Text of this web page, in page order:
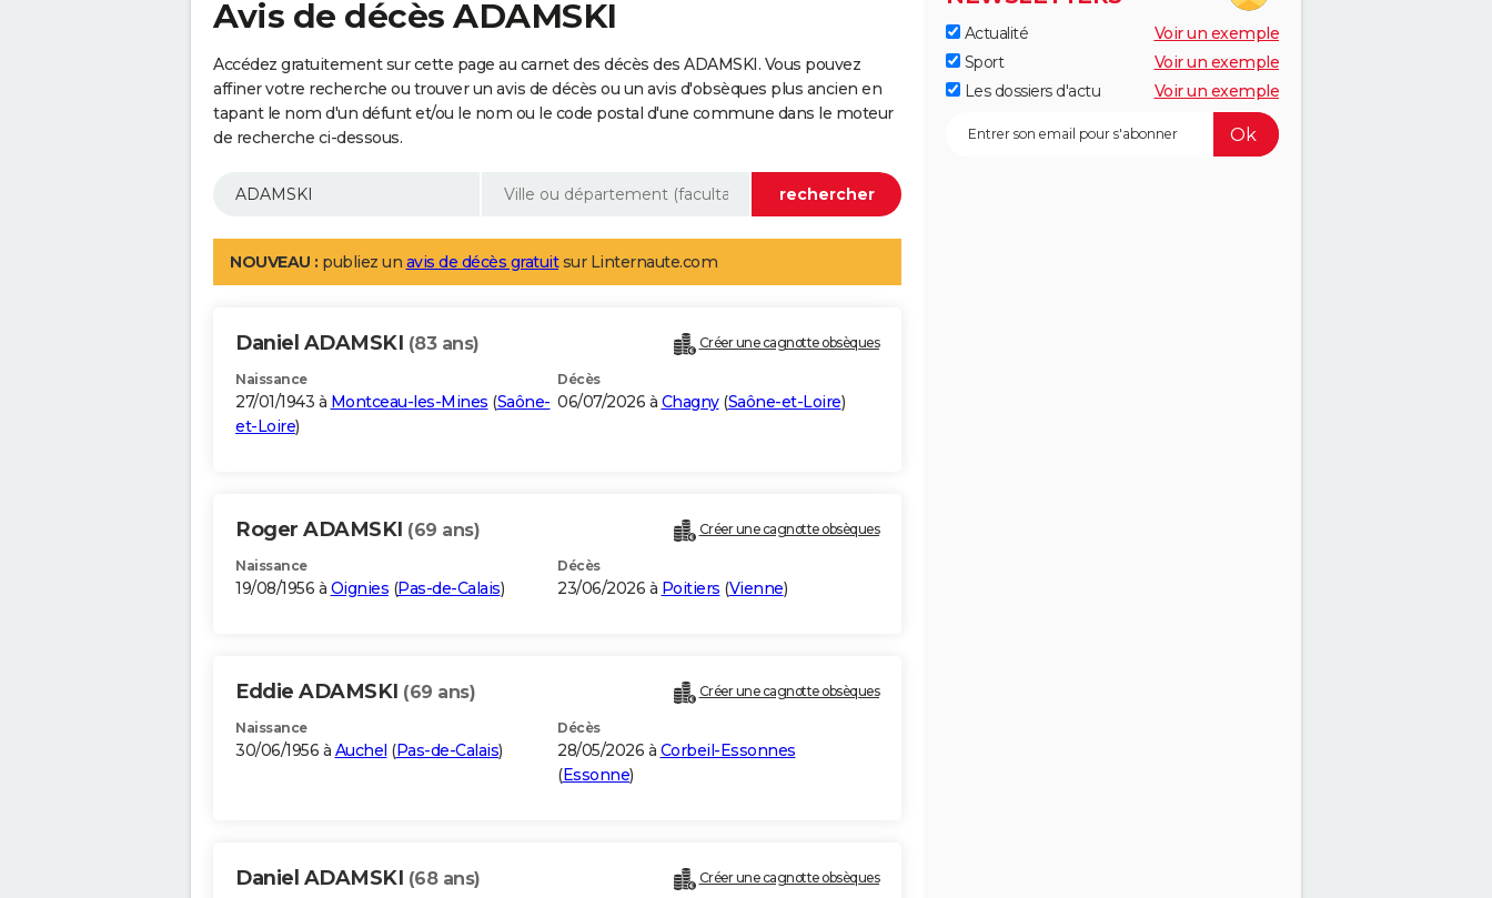
Avis de décès ADAMSKI
Accédez gratuitement sur cette page au carnet des décès des ADAMSKI. Vous pouvez
affiner votre recherche ou trouver un avis de décès ou un avis d'obsèques plus ancien en
tapant le nom d'un défunt et/ou le nom ou le code postal d'une commune dans le moteur
de recherche ci-dessous.
NOUVEAU : publiez un avis de décès gratuitsur Linternaute.com
Daniel ADAMSKI (83 ans) Créer une cagnotte obsèques
Naissance
27/01/1943 à Montceau-les-Mines (Saône-
et-Loire)
Décès
06/07/2026 à Chagny(Saône-et-Loire)
Roger ADAMSKI (69 ans) Créer une cagnotte obsèques
Naissance
19/08/1956 à Oignies (Pas-de-Calais)
Décès
23/06/2026 à Poitiers (Vienne)
Eddie ADAMSKI (69 ans) Créer une cagnotte obsèques
Naissance
30/06/1956 à Auchel (Pas-de-Calais)
Décès
28/05/2026 à Corbeil-Essonnes
(Essonne)
Daniel ADAMSKI (68 ans) Créer une cagnotte obsèques
Actualité
Voir un exemple
Sport
Voir un exemple
Les dossiers d'actu
Voir un exemple